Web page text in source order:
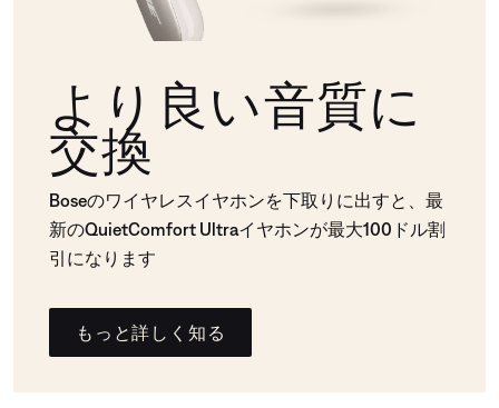
より良い音質に
交換
Boseのワイヤレスイヤホンを下取りに出すと、最
新のQuietComfort Ultraイヤホンが最大100ドル割
引になります
もっと詳しく知る